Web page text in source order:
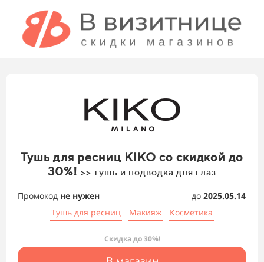
Тушь для ресниц KIKO со скидкой до
30%! >> тушь и подводка для глаз
Промокод не нужен до 2025.05.14
Тушь для ресниц
Макияж Косметика
Скидка до 30%!